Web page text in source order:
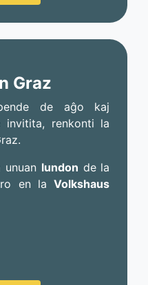
Graz
de aĝo kaj
invitita, renkonti la
unuan lundon de la
en laVolkshaus